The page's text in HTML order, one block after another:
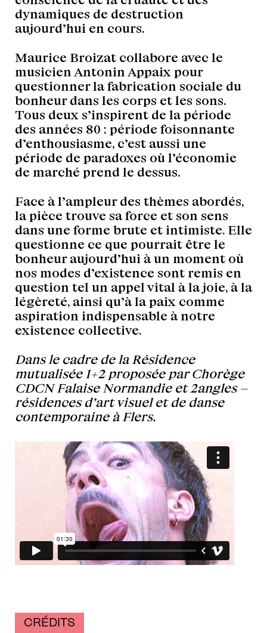
dynamiques de destruction
aujourd’hui en cours.
Maurice Broizat collabore avec le
musicien Antonin Appaix pour
questionner la fabrication sociale du
bonheur dans les corps et les sons.
Tous deux s’inspirent de la période
des années 80 : période foisonnante
d’enthousiasme, c’est aussi une
période de paradoxes où l’économie
de marché prend le dessus.
Face à l’ampleur des thèmes abordés,
la pièce trouve sa force et son sens
dans une forme brute et intimiste. Elle
questionne ce que pourrait être le
bonheur aujourd’hui à un moment où
nos modes d’existence sont remis en
question tel un appel vital à la joie, à la
légèreté, ainsi qu’à la paix comme
aspiration indispensable à notre
existence collective.
Dans le cadre de la Résidence
mutualisée 1+2 proposée par Chorège
CDCN Falaise Normandie et 2angles –
résidences d’art visuel et de danse
contemporaine à Flers.
CRÉDITS